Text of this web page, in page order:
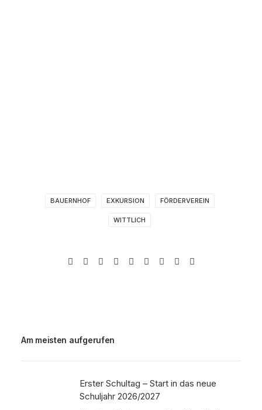
BAUERNHOF EXKURSION FÖRDERVEREIN
WITTLICH
Am meisten aufgerufen
Erster Schultag – Start in das neue
Schuljahr 2026/2027